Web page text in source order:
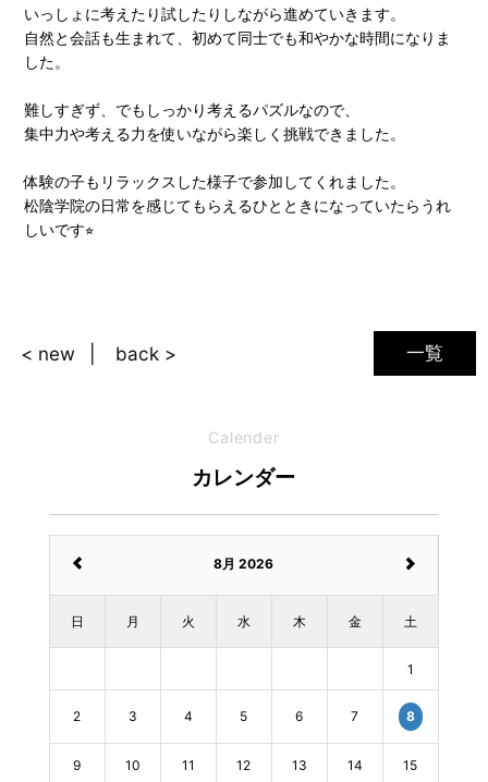
いっしょに考えたり試したりしながら進めていきます。
自然と会話も生まれて、初めて同士でも和やかな時間になりま
した。
難しすぎず、でもしっかり考えるパズルなので、
集中力や考える力を使いながら楽しく挑戦できました。
体験の子もリラックスした様子で参加してくれました。
松陰学院の日常を感じてもらえるひとときになっていたらうれ
しいです⭐︎
一覧
< new back >
Calender
カレンダー
8月 2026
日 月 火 水 木 金 土
1
2 3 4 5 6 7 8
9 10 11 12 13 14 15